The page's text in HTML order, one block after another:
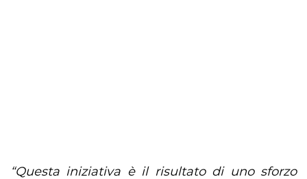
“Questa iniziativa è il risultato di uno sforzo